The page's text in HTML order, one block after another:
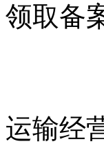
领取备
运输经